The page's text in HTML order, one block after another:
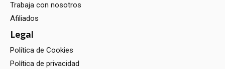
Trabaja con nosotros
Afiliados
Legal
Política de Cookies
Política de privacidad